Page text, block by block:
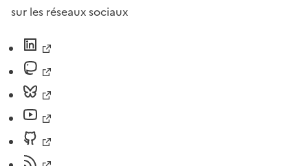
sur les réseaux sociaux